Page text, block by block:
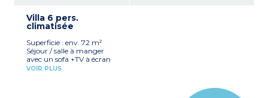
vitrocéramiques,
réfrigérateur, four, micro-
vaisselle, cafetière
électrique, bouilloire et
grille-pain)
Chambre avec un lit
Villa 6 pers.
climatisée
Superficie : env. 72 m²
Séjour / salle à manger
avec un sofa +TV à écran
plat (quelques chaînes
VOIR PLUS